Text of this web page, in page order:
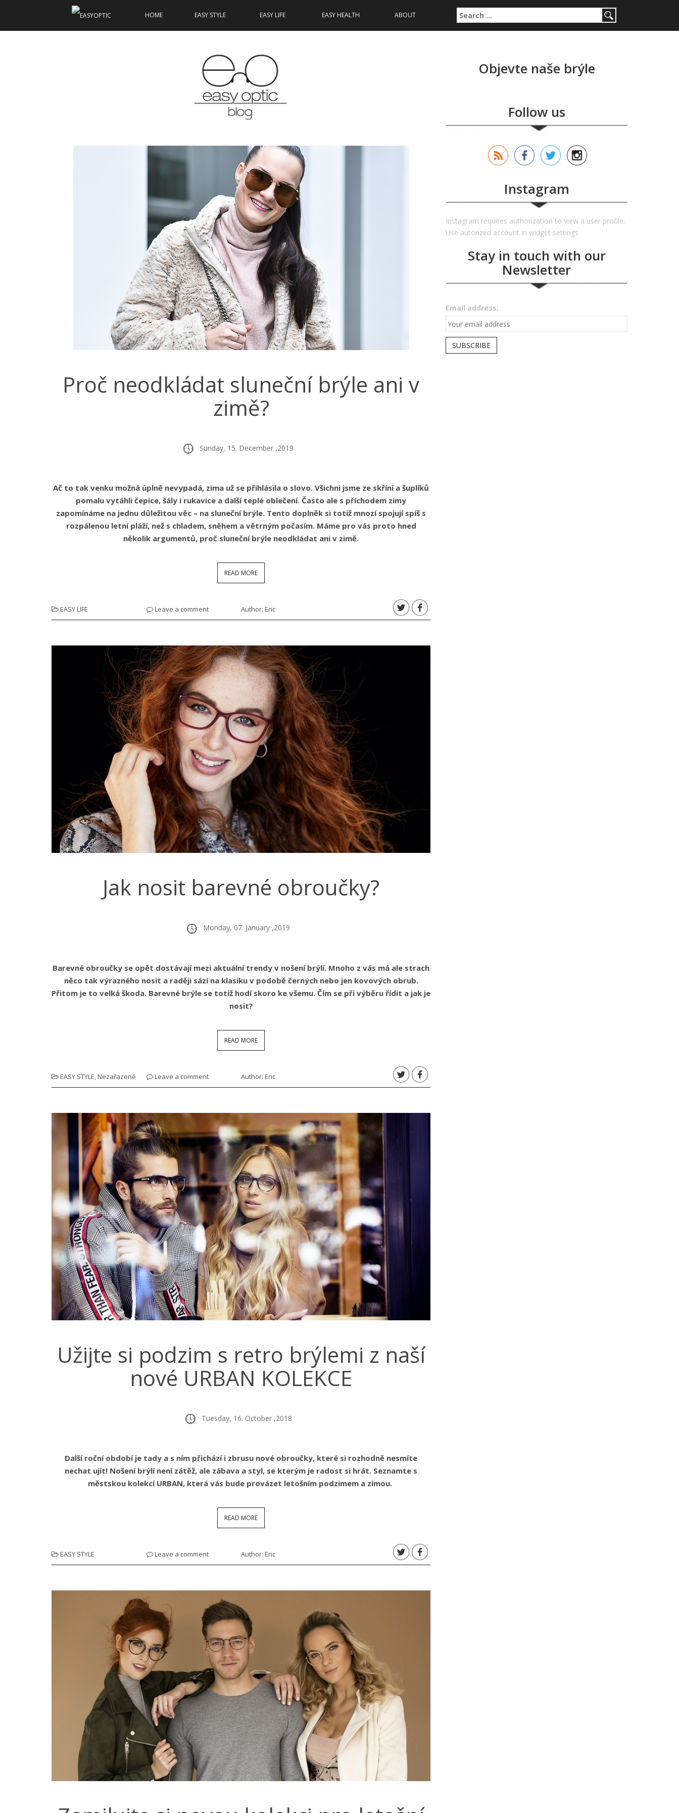
HOME EASY STYLE EASY LIFE EASY HEALTH ABOUT Search for:
Proč neodkládat sluneční brýle ani v
zimě?
Sunday, 15. December ,2019
Ač to tak venku možná úplně nevypadá, zima už se přihlásila o slovo. Všichni jsme ze skříní a šuplíků
pomalu vytáhli čepice, šály i rukavice a další teplé oblečení. Často ale s příchodem zimy
zapomínáme na jednu důležitou věc – na sluneční brýle. Tento doplněk si totiž mnozí spojují spíš s
rozpálenou letní pláží, než s chladem, sněhem a větrným počasím. Máme pro vás proto hned
několik argumentů, proč sluneční brýle neodkládat ani v zimě.
READ MORE
EASY LIFE Leave a comment Author: Eric
Jak nosit barevné obroučky?
Monday, 07. January ,2019
Barevné obroučky se opět dostávají mezi aktuální trendy v nošení brýlí. Mnoho z vás má ale strach
něco tak výrazného nosit a raději sází na klasiku v podobě černých nebo jen kovových obrub.
Přitom je to velká škoda. Barevné brýle se totiž hodí skoro ke všemu. Čím se při výběru řídit a jak je
nosit?
READ MORE
EASY STYLE Nezařazené Leave a comment Author: Eric
Užijte si podzim s retro brýlemi z naší
nové URBAN KOLEKCE
Tuesday, 16. October ,2018
Další roční období je tady a s ním přichází i zbrusu nové obroučky, které si rozhodně nesmíte
nechat ujít! Nošení brýlí není zátěž, ale zábava a styl, se kterým je radost si hrát. Seznamte s
městskou kolekcí URBAN, která vás bude provázet letošním podzimem a zimou.
READ MORE
EASY STYLE Leave a comment Author: Eric
Objevte naše brýle
Follow us
Instagram
Instagram requires authorization to view a user profile.
Use autorized account in widget settings
Stay in touch with our
Newsletter
Email address: